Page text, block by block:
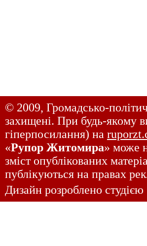
© 2009, Громадсько-
захищені. При будь-якому
гіперпосилання) на
«Рупор Житомира» може
зміст опублікованих
публікуються на правах
Дизайн розроблено студією